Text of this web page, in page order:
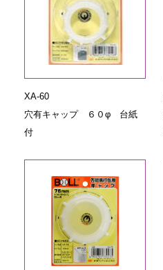
XA-60
穴有キャップ ６０φ 台紙
付